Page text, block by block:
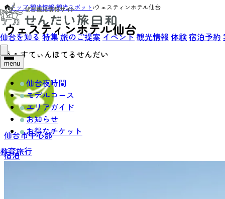
仙台を知る 特集旅のご提案 イベント観光情報 体験宿泊予約
menu
仙台夜時間
モデルコース
エリアガイド
お知らせ
お得なチケット
教育旅行
トップ›観光情報›観光スポット›ウェスティンホテル仙台
ウェスティンホテル仙台
うぇすてぃんほてるせんだい
仙台市中心部
宿泊